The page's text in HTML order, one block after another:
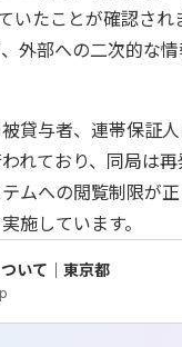
いたことが確認され
外部への二次的な
貸与者、連帯保証
れており、同局は
ムへの閲覧制限が
施しています。
いて｜東京都